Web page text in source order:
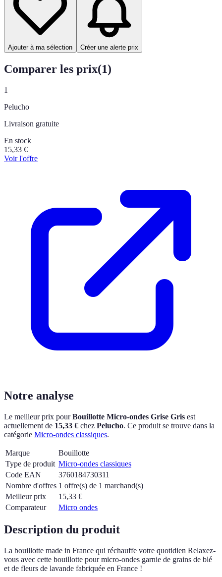
Ajouter à ma sélection Créer une alerte prix
Comparer les prix(1)
1
Pelucho
Livraison gratuite
En stock
15,33 €
Voir l'offre
Notre analyse
Le meilleur prix pourBouillotte Micro-ondes Grise Gris est
actuellement de 15,33 € chez Pelucho. Ce produit se trouve dans la
catégorie Micro-ondes classiques.
Marque
Bouillotte
Type de produit Micro-ondes classiques
Code EAN
3760184730311
Nombre d'offres 1 offre(s) de 1 marchand(s)
Meilleur prix
15,33 €
Comparateur
Micro ondes
Description du produit
La bouillotte made in France qui réchauffe votre quotidien Relaxez-
vous avec cette bouillotte pour micro-ondes garnie de grains de blé
et de fleurs de lavande fabriquée en France !